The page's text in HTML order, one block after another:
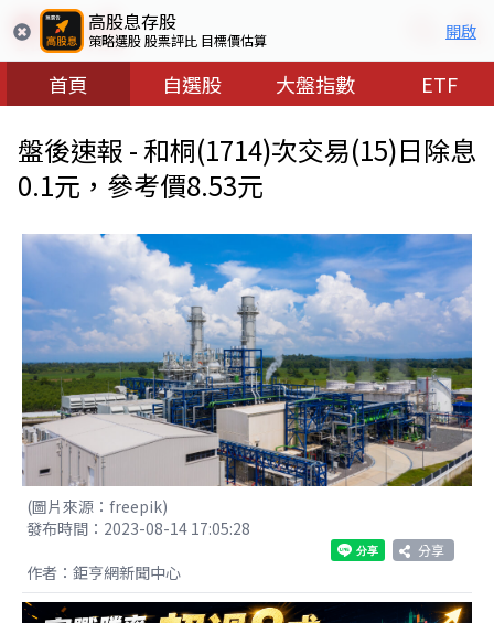
高股息存股
策略選股 股票評比 目標價估算 開啟
首頁 自選股 大盤指數 ETF
盤後速報 - 和桐(1714)次交易(15)日除息
0.1元，參考價8.53元
(圖片來源：freepik)
發布時間：2023-08-14 17:05:28
分享
作者：鉅亨網新聞中心